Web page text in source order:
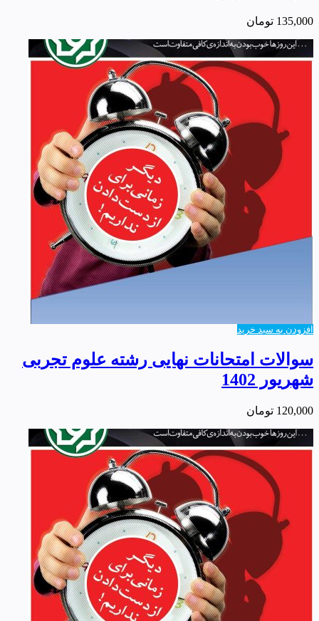
135,000 تومان
افزودن به سبد خرید
سوالات امتحانات نهایی رشته علوم تجربی
شهریور 1402
120,000 تومان